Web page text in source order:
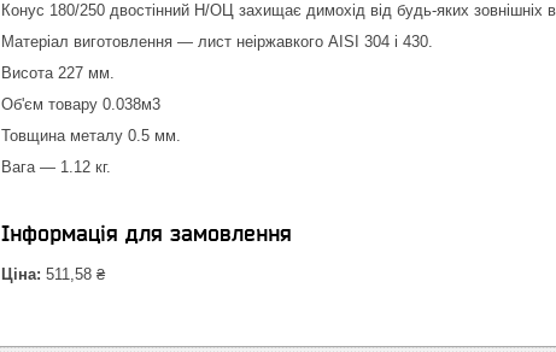
Конус 180/250 двостінний Н/ОЦ захищає димохід від будь-яких зовнішніх
Матеріал виготовлення — лист неіржавкого AISI 304 і 430.
Висота 227 мм.
Об'єм товару 0.038м3
Товщина металу 0.5 мм.
Вага — 1.12 кг.
Інформація для замовлення
Ціна: 511,58 ₴